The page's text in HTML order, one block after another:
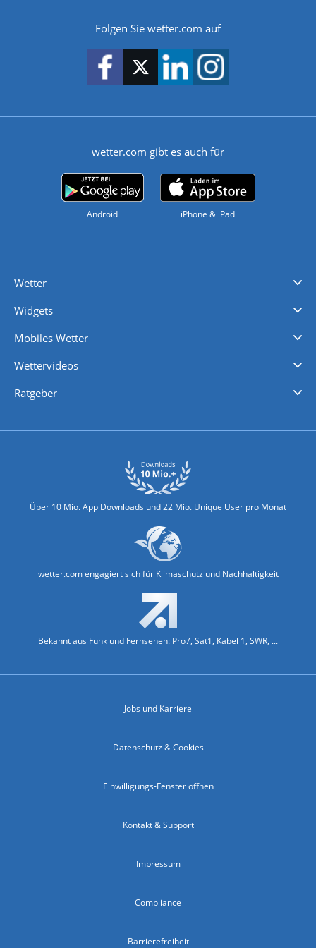
Folgen Sie wetter.com auf
wetter.com gibt es auch für
Android iPhone & iPad
Wetter
Widgets
Mobiles Wetter
Wettervideos
Ratgeber
Über 10 Mio. App Downloads und 22 Mio. Unique User pro Monat
wetter.com engagiert sich für Klimaschutz und Nachhaltigkeit
Bekannt aus Funk und Fernsehen: Pro7, Sat1, Kabel 1, SWR, ...
Jobs und Karriere
Datenschutz & Cookies
Einwilligungs-Fenster öffnen
Kontakt & Support
Impressum
Compliance
Barrierefreiheit